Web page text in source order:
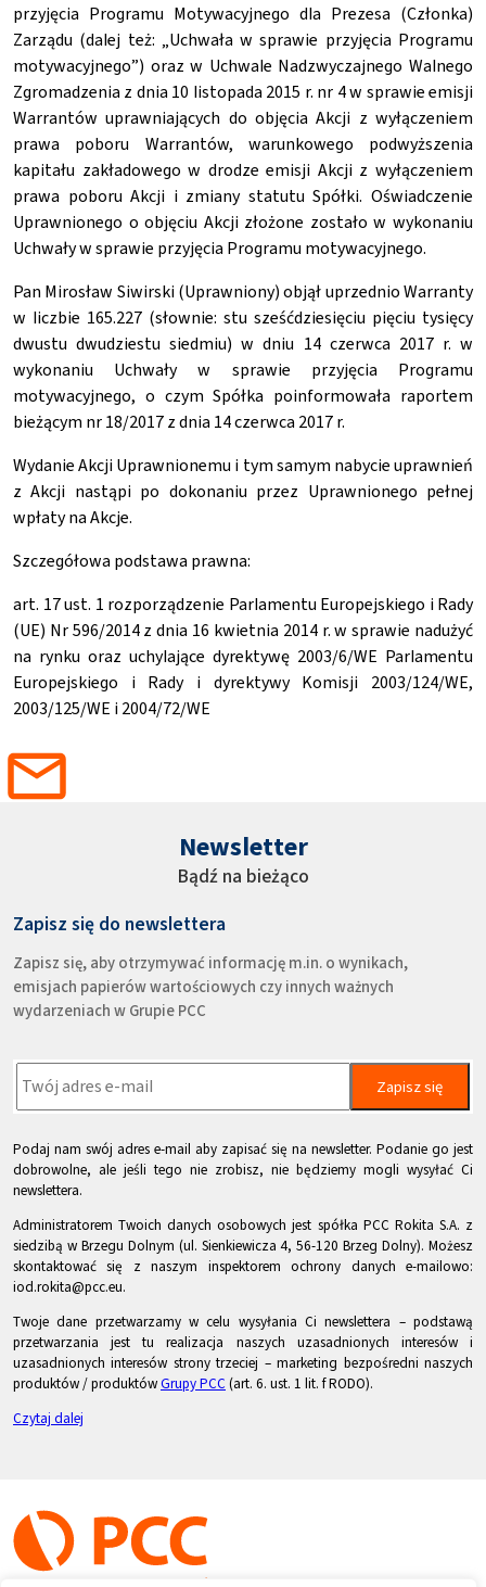
przyjęcia Programu Motywacyjnego dla Prezesa (Członka)
Zarządu (dalej też: „Uchwała w sprawie przyjęcia Programu
motywacyjnego”) oraz w Uchwale Nadzwyczajnego Walnego
Zgromadzenia z dnia 10 listopada 2015 r. nr 4 w sprawie emisji
Warrantów uprawniających do objęcia Akcji z wyłączeniem
prawa poboru Warrantów, warunkowego podwyższenia
kapitału zakładowego w drodze emisji Akcji z wyłączeniem
prawa poboru Akcji i zmiany statutu Spółki. Oświadczenie
Uprawnionego o objęciu Akcji złożone zostało w wykonaniu
Uchwały w sprawie przyjęcia Programu motywacyjnego.
Pan Mirosław Siwirski (Uprawniony) objął uprzednio Warranty
w liczbie 165.227 (słownie: stu sześćdziesięciu pięciu tysięcy
dwustu dwudziestu siedmiu) w dniu 14 czerwca 2017 r. w
wykonaniu Uchwały w sprawie przyjęcia Programu
motywacyjnego, o czym Spółka poinformowała raportem
bieżącym nr 18/2017 z dnia 14 czerwca 2017 r.
Wydanie Akcji Uprawnionemu i tym samym nabycie uprawnień
z Akcji nastąpi po dokonaniu przez Uprawnionego pełnej
wpłaty na Akcje.
Szczegółowa podstawa prawna:
art. 17 ust. 1 rozporządzenie Parlamentu Europejskiego i Rady
(UE) Nr 596/2014 z dnia 16 kwietnia 2014 r. w sprawie nadużyć
na rynku oraz uchylające dyrektywę 2003/6/WE Parlamentu
Europejskiego i Rady i dyrektywy Komisji 2003/124/WE,
2003/125/WE i 2004/72/WE
Newsletter
Bądź na bieżąco
Zapisz się do newslettera
Zapisz się, aby otrzymywać informację m.in. o wynikach,
emisjach papierów wartościowych czy innych ważnych
wydarzeniach w Grupie PCC
Zapisz się
Podaj nam swój adres e-mail aby zapisać się na newsletter. Podanie go jest
dobrowolne, ale jeśli tego nie zrobisz, nie będziemy mogli wysyłać Ci
newslettera.
Administratorem Twoich danych osobowych jest spółka PCC Rokita S.A. z
siedzibą w Brzegu Dolnym (ul. Sienkiewicza 4, 56-120 Brzeg Dolny). Możesz
skontaktować się z naszym inspektorem ochrony danych e-mailowo:
iod.rokita@pcc.eu.
Twoje dane przetwarzamy w celu wysyłania Ci newslettera – podstawą
przetwarzania jest tu realizacja naszych uzasadnionych interesów i
uzasadnionych interesów strony trzeciej – marketing bezpośredni naszych
produktów / produktówGrupy PCC (art. 6. ust. 1 lit. f RODO).
Czytaj dalej